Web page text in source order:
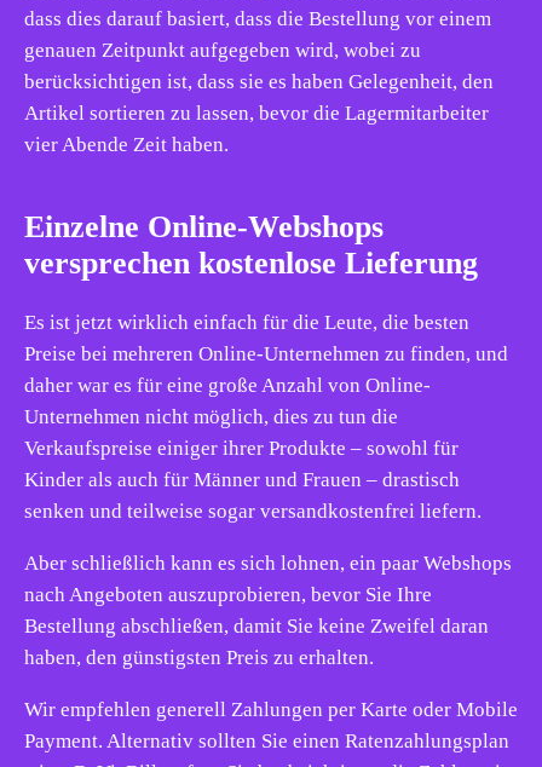
dass dies darauf basiert, dass die Bestellung vor einem
genauen Zeitpunkt aufgegeben wird, wobei zu
berücksichtigen ist, dass sie es haben Gelegenheit, den
Artikel sortieren zu lassen, bevor die Lagermitarbeiter
vier Abende Zeit haben.
Einzelne Online-Webshops
versprechen kostenlose Lieferung
Es ist jetzt wirklich einfach für die Leute, die besten
Preise bei mehreren Online-Unternehmen zu finden, und
daher war es für eine große Anzahl von Online-
Unternehmen nicht möglich, dies zu tun die
Verkaufspreise einiger ihrer Produkte – sowohl für
Kinder als auch für Männer und Frauen – drastisch
senken und teilweise sogar versandkostenfrei liefern.
Aber schließlich kann es sich lohnen, ein paar Webshops
nach Angeboten auszuprobieren, bevor Sie Ihre
Bestellung abschließen, damit Sie keine Zweifel daran
haben, den günstigsten Preis zu erhalten.
Wir empfehlen generell Zahlungen per Karte oder Mobile
Payment. Alternativ sollten Sie einen Ratenzahlungsplan